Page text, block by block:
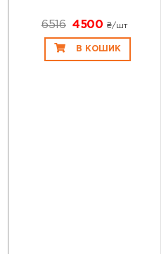
6516 4500 ₴/шт
В КОШИК